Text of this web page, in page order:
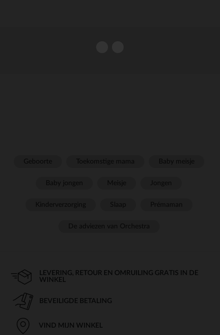
LEVERING, RETOUR EN OMRUILING GRATIS IN DE
WINKEL
BEVEILIGDE BETALING
VIND MIJN WINKEL